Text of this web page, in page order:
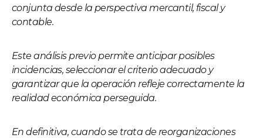
conjunta desde la perspectiva mercantil, fiscal y
contable.
Este análisis previo permite anticipar posibles
incidencias, seleccionar el criterio adecuado y
garantizar que la operación refleje correctamente la
realidad económica perseguida.
En definitiva, cuando se trata de reorganizaciones